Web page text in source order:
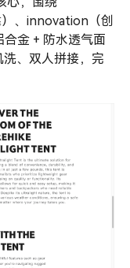
、innovation（创
金 + 防水透气面
、双人拼接，完